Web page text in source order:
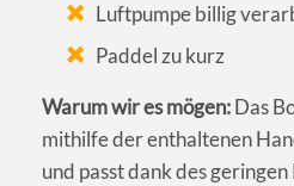
Luftpumpe billig
Paddel zu kurz
Warum wir es mögen:Das
mithilfe der enthaltenen
und passt dank des